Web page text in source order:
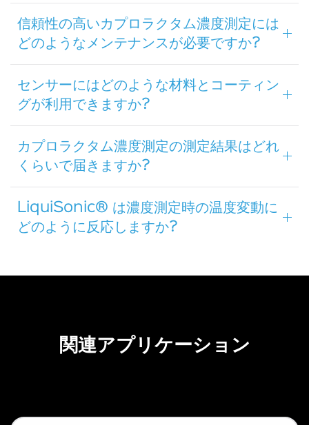
信頼性の高いカプロラクタム濃度測定には
どのようなメンテナンスが必要ですか?
センサーにはどのような材料とコーティン
グが利用できますか?
カプロラクタム濃度測定の測定結果はどれ
くらいで届きますか?
LiquiSonic® は濃度測定時の温度変動に
どのように反応しますか?
関連アプリケーション